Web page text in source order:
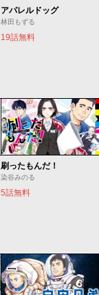
アパレルドッグ
林田もずる
19話無料
刷ったもんだ！
染谷みのる
5話無料